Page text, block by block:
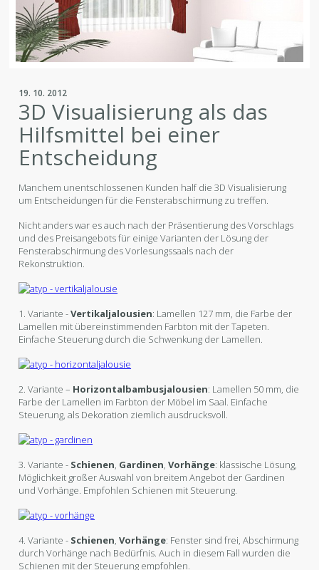
19. 10. 2012
3D Visualisierung als das
Hilfsmittel bei einer
Entscheidung
Manchem unentschlossenen Kunden half die 3D Visualisierung
um Entscheidungen für die Fensterabschirmung zu treffen.
Nicht anders war es auch nach der Präsentierung des Vorschlags
und des Preisangebots für einige Varianten der Lösung der
Fensterabschirmung des Vorlesungssaals nach der
Rekonstruktion.
1. Variante -Vertikaljalousien: Lamellen 127 mm, die Farbe der
Lamellen mit übereinstimmenden Farbton mit der Tapeten.
Einfache Steuerung durch die Schwenkung der Lamellen.
2. Variante – Horizontalbambusjalousien: Lamellen 50 mm, die
Farbe der Lamellen im Farbton der Möbel im Saal. Einfache
Steuerung, als Dekoration ziemlich ausdrucksvoll.
3. Variante - Schienen, Gardinen,Vorhänge: klassische Lösung,
Möglichkeit großer Auswahl von breitem Angebot der Gardinen
und Vorhänge. Empfohlen Schienen mit Steuerung.
4. Variante - Schienen,Vorhänge: Fenster sind frei, Abschirmung
durch Vorhänge nach Bedürfnis. Auch in diesem Fall wurden die
Schienen mit der Steuerung empfohlen.